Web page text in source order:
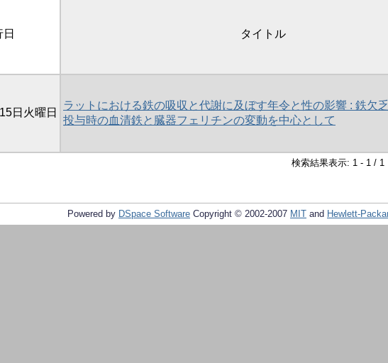
タイトル
日火曜日
ラットにおける鉄の吸収と代謝に及ぼす年令と性の影響 : 鉄欠
投与時の血清鉄と臓器フェリチンの変動を中心として
検索結果表示: 1 - 1 / 1
Powered by DSpace Software Copyright © 2002-2007 MIT and Hewlett-